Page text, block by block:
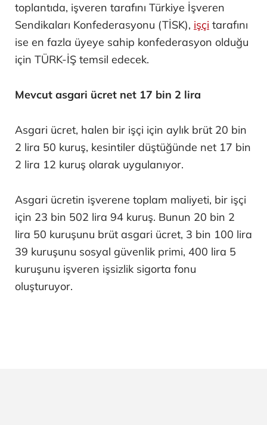
toplantıda, işveren tarafını Türkiye İşveren
Sendikaları Konfederasyonu (TİSK), işçi tarafını
ise en fazla üyeye sahip konfederasyon olduğu
için TÜRK-İŞ temsil edecek.
Mevcut asgari ücret net 17 bin 2 lira
Asgari ücret, halen bir işçi için aylık brüt 20 bin
2 lira 50 kuruş, kesintiler düştüğünde net 17 bin
2 lira 12 kuruş olarak uygulanıyor.
Asgari ücretin işverene toplam maliyeti, bir işçi
için 23 bin 502 lira 94 kuruş. Bunun 20 bin 2
lira 50 kuruşunu brüt asgari ücret, 3 bin 100 lira
39 kuruşunu sosyal güvenlik primi, 400 lira 5
kuruşunu işveren işsizlik sigorta fonu
oluşturuyor.